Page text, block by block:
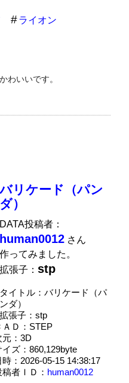
ライオン
わいいです。
バリケード（パン
ダ）
DATA投稿者：
human0012 さん
作ってみました。
拡張子：stp
タイトル：バリケード（パ
ンダ）
拡張子：stp
ＡＤ：STEP
元：3D
イズ：860,129byte
時：2026-05-15 14:38:17
稿者ＩＤ： human0012